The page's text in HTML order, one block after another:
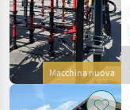
Macchina nuova